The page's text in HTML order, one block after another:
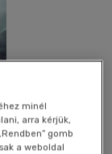
minél
arra kérjük,
gomb
a weboldal